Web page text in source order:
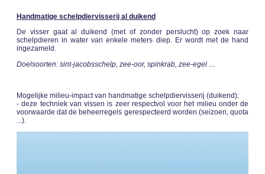
Handmatige schelpdiervisserij al duikend
De visser gaat al duikend (met of zonder perslucht) op zoek naar
schelpdieren in water van enkele meters diep. Er wordt met de hand
ingezameld.
Doelsoorten: sint-jacobsschelp, zee-oor, spinkrab, zee-egel …
Mogelijke milieu-impact van handmatige schelpdiervisserij (duikend):
- deze techniek van vissen is zeer respectvol voor het milieu onder de
voorwaarde dat de beheerregels gerespecteerd worden (seizoen, quota
...).